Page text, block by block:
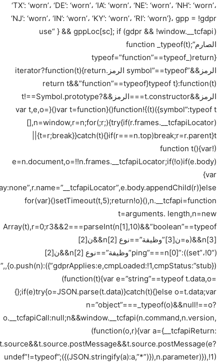
‘TX’: ‘worn’، ‘DE’: ‘worn’، ‘IA’: ‘worn’، ‘NE’: ‘worn’، ‘NH’: ‘worn’،
‘NJ’: ‘worn’، ‘IN’: ‘worn’، ‘KY’: ‘worn’، ‘RI’: ‘worn’}، gpp = !gdpr
&& gppLoc[sc]; if (gdpr && !window.__tcfapi) { “use
الصارم”;function _typeof(t)
{return(_typeof=”function”==typeof
الرمز&&”symbol”==typeof الرمز.iterator?function(t){return
typeof t}:function(t){return t&&”function”==typeof
الرمز&&t.constructor===الرمز&&t!==Symbol.prototype?
symbol”:typeof t})(t)}!function(){var t=function(){var t,e,o=
[],n=window,r=n;for(;r;){try{if(r.frames.__tcfapiLocator)
(!function t(){var
e=n.document,o=!!n.frames.__tcfapiLocator;if(!o)if(e.body)
{var
setTimeout(t,5);return!o}(),n.__tcfapi=function(){for(var
t=arguments. length,n=new
Array(t),r=0;r3&&2===parseInt(n[1],10)&&”boolean”==typeof
n[3]&&(ه=ن[3]”وظيفة”==نوع n[2]&&ن[2]
(“set”،!0)):”ping”===n[0]”وظيفة”==نوع n[2]&&ن[2]
(function(t){var e=”string”==typeof t.data,o=
{};if(e)try{o=JSON.parse(t.data)}catch(t){}else o=t.data;var
n=”object”===_typeof(o)&&null!==o?
o.__tcfapiCall:null;n&&window.__tcfapi(n.command,n.version,
(function(o,r){var a={__tcfapiReturn:
JSON.stringify(a):a,”*”)}),n.parameter)}),!1))});”undef”!=typeof